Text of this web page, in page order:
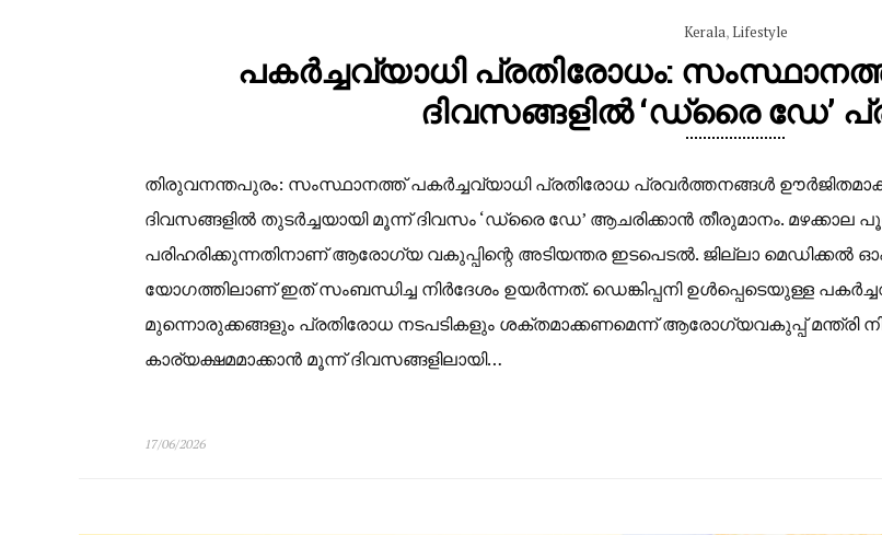
Kerala,Lifestyle
പകർച്ചവ്യാധി പ്രതിരോധം:
ദിവസങ്ങളിൽ ‘ഡ്രൈ ഡേ’
തിരുവനന്തപുരം: സംസ്ഥാനത്ത് പകർച്ചവ്യാധി പ്രതിരോധ പ്രവർത്തനങ്ങൾ
ദിവസങ്ങളിൽ തുടർച്ചയായി മൂന്ന് ദിവസം ‘ഡ്രൈ ഡേ’ ആചരിക്കാൻ തീരുമാനം.
പരിഹരിക്കുന്നതിനാണ് ആരോഗ്യ വകുപ്പിന്റെ അടിയന്തര ഇടപെടൽ. ജില്ലാ
യോഗത്തിലാണ് ഇത് സംബന്ധിച്ച നിർദേശം ഉയർന്നത്. ഡെങ്കിപ്പനി ഉൾപ്പെടെയുള്ള
മുന്നൊരുക്കങ്ങളും പ്രതിരോധ നടപടികളും ശക്തമാക്കണമെന്ന് ആരോഗ്യവകുപ്പ് മന്ത്രി
കാര്യക്ഷമമാക്കാൻ മൂന്ന് ദിവസങ്ങളിലായി…
17/06/2026